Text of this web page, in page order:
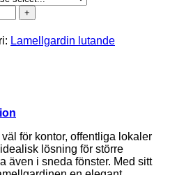
Lamellgardin lutande
för kontor, offentliga lokaler
lösning för större
även i sneda fönster. Med sitt